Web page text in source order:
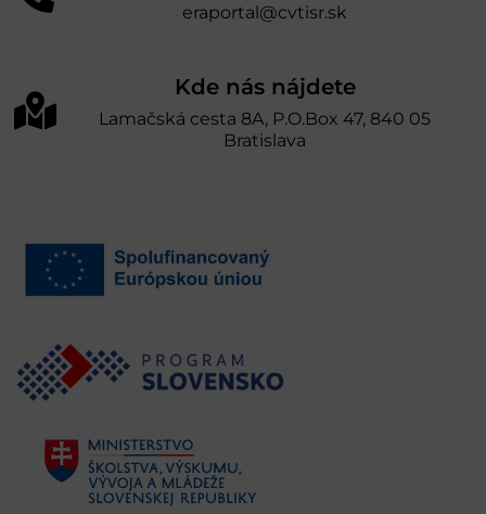
eraportal@cvtisr.sk
Kde nás nájdete
Lamačská cesta 8A, P.O.Box 47, 840 05
Bratislava